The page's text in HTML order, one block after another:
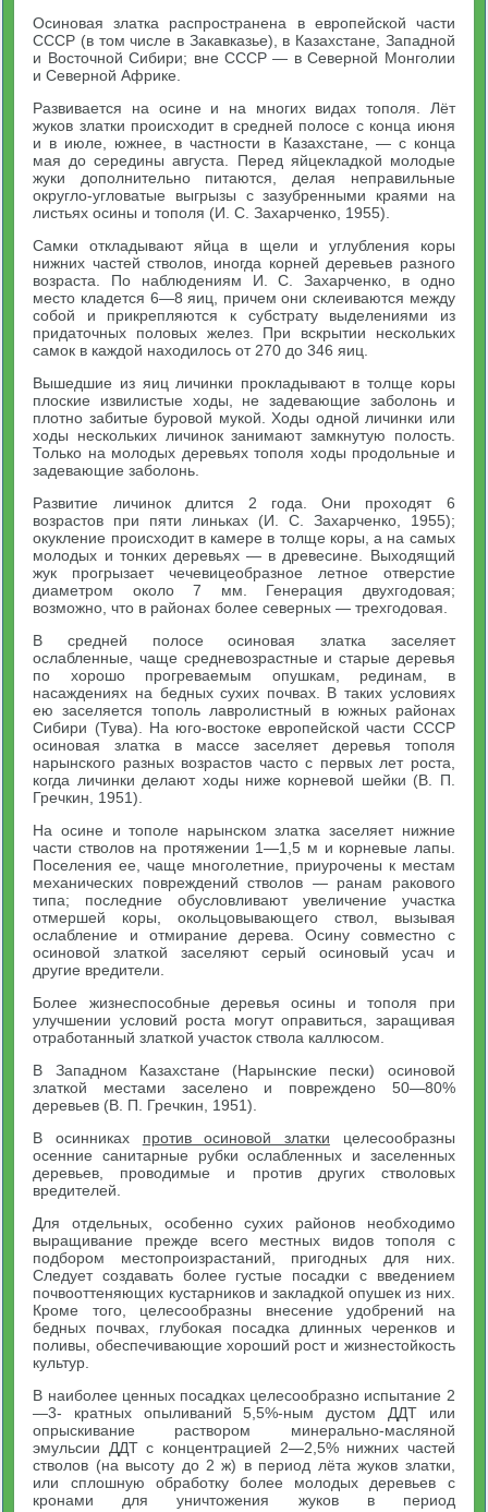
Осиновая златка распространена в европейской части
СССР (в том числе в Закавказье), в Казахстане, Западной
и Восточной Сибири; вне СССР — в Северной Монголии
и Северной Африке.
Развивается на осине и на многих видах тополя. Лёт
жуков златки происходит в средней полосе с конца июня
и в июле, южнее, в частности в Казахстане, — с конца
мая до середины августа. Перед яйцекладкой молодые
жуки дополнительно питаются, делая неправильные
округло-угловатые выгрызы с зазубренными краями на
листьях осины и тополя (И. С. Захарченко, 1955).
Самки откладывают яйца в щели и углубления коры
нижних частей стволов, иногда корней деревьев разного
возраста. По наблюдениям И. С. Захарченко, в одно
место кладется 6—8 яиц, причем они склеиваются между
собой и прикрепляются к субстрату выделениями из
придаточных половых желез. При вскрытии нескольких
самок в каждой находилось от 270 до 346 яиц.
Вышедшие из яиц личинки прокладывают в толще коры
плоские извилистые ходы, не задевающие заболонь и
плотно забитые буровой мукой. Ходы одной личинки или
ходы нескольких личинок занимают замкнутую полость.
Только на молодых деревьях тополя ходы продольные и
задевающие заболонь.
Развитие личинок длится 2 года. Они проходят 6
возрастов при пяти линьках (И. С. Захарченко, 1955);
окукление происходит в камере в толще коры, а на самых
молодых и тонких деревьях — в древесине. Выходящий
жук прогрызает чечевицеобразное летное отверстие
диаметром около 7 мм. Генерация двухгодовая;
возможно, что в районах более северных — трехгодовая.
В средней полосе осиновая златка заселяет
ослабленные, чаще средневозрастные и старые деревья
по хорошо прогреваемым опушкам, рединам, в
насаждениях на бедных сухих почвах. В таких условиях
ею заселяется тополь лавролистный в южных районах
Сибири (Тува). На юго-востоке европейской части СССР
осиновая златка в массе заселяет деревья тополя
нарынского разных возрастов часто с первых лет роста,
когда личинки делают ходы ниже корневой шейки (В. П.
Гречкин, 1951).
На осине и тополе нарынском златка заселяет нижние
части стволов на протяжении 1—1,5 м и корневые лапы.
Поселения ее, чаще многолетние, приурочены к местам
механических повреждений стволов — ранам ракового
типа; последние обусловливают увеличение участка
отмершей коры, окольцовывающего ствол, вызывая
ослабление и отмирание дерева. Осину совместно с
осиновой златкой заселяют серый осиновый усач и
другие вредители.
Более жизнеспособные деревья осины и тополя при
улучшении условий роста могут оправиться, заращивая
отработанный златкой участок ствола каллюсом.
В Западном Казахстане (Нарынские пески) осиновой
златкой местами заселено и повреждено 50—80%
деревьев (В. П. Гречкин, 1951).
В осинниках против осиновой златки целесообразны
осенние санитарные рубки ослабленных и заселенных
деревьев, проводимые и против других стволовых
вредителей.
Для отдельных, особенно сухих районов необходимо
выращивание прежде всего местных видов тополя с
подбором местопроизрастаний, пригодных для них.
Следует создавать более густые посадки с введением
почвооттеняющих кустарников и закладкой опушек из них.
Кроме того, целесообразны внесение удобрений на
бедных почвах, глубокая посадка длинных черенков и
поливы, обеспечивающие хороший рост и жизнестойкость
культур.
В наиболее ценных посадках целесообразно испытание 2
—3- кратных опыливаний 5,5%-ным дустом ДДТ или
опрыскивание раствором минерально-масляной
эмульсии ДДТ с концентрацией 2—2,5% нижних частей
стволов (на высоту до 2 ж) в период лёта жуков златки,
или сплошную обработку более молодых деревьев с
кронами для уничтожения жуков в период